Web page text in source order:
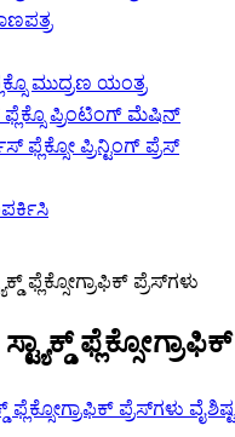
ಮುದ್ರಣ ಯಂತ್ರ
ಫ್ಲೆಕ್ಸೊ ಪ್ರಿಂಟಿಂಗ್ ಮೆಷಿನ್
ಫ್ಲೆಕ್ಸೋ ಪ್ರಿನ್ಟಿಂಗ್ ಪ್ರೆಸ್